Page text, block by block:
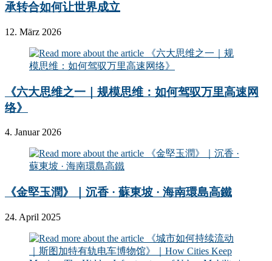
承转合如何让世界成立
12. März 2026
《六大思维之一｜规模思维：如何驾驭万里高速网
络》
4. Januar 2026
《金堅玉潤》｜沉香 · 蘇東坡 · 海南環島高鐵
24. April 2025